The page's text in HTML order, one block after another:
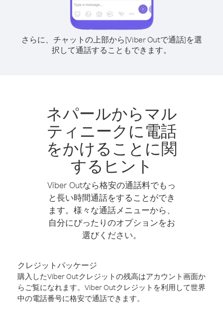
さらに、チャットの上部から[Viber Outで通話]を選
択して通話することもできます。
ネパールからマル
ティニークに電話
をかけることに関
するヒント
Viber Outなら格安の通話料でもっ
と長い時間通話をすることができ
ます。様々な通話メニューから、
自分にぴったりのオプションをお
選びください。
クレジットパッケージ
購入したViber Outクレジットの残高はアカウント画面か
らご覧になれます。Viber Outクレジットを利用して世界
中の電話番号に格安で通話できます。